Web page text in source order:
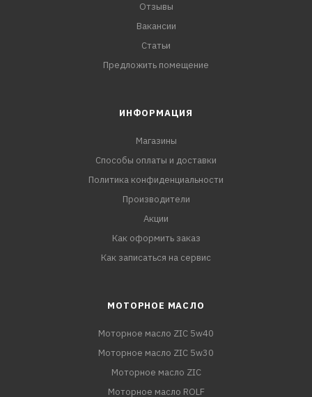
Отзывы
Вакансии
Статьи
Предложить помещение
ИНФОРМАЦИЯ
Магазины
Способы оплаты и доставки
Политика конфиденциальности
Производители
Акции
Как оформить заказ
Как записаться на сервис
МОТОРНОЕ МАСЛО
Моторное масло ZIC 5w40
Моторное масло ZIC 5w30
Моторное масло ZIC
Моторное масло ROLF